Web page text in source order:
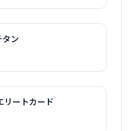
ン
リートカード